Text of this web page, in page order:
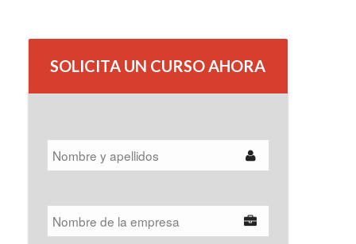
SOLICITA UN CURSO AHORA